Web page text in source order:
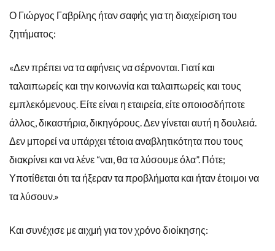
Ο Γιώργος Γαβρίλης ήταν σαφής για τη διαχείριση του
ζητήματος:
«Δεν πρέπει να τα αφήνεις να σέρνονται. Γιατί και
ταλαιπωρείς και την κοινωνία και ταλαιπωρείς και τους
εμπλεκόμενους. Είτε είναι η εταιρεία, είτε οποιοσδήποτε
άλλος, δικαστήρια, δικηγόρους. Δεν γίνεται αυτή η δουλειά.
Δεν μπορεί να υπάρχει τέτοια αναβλητικότητα που τους
διακρίνει και να λένε “ναι, θα τα λύσουμε όλα”. Πότε;
Υποτίθεται ότι τα ήξεραν τα προβλήματα και ήταν έτοιμοι να
τα λύσουν.»
Και συνέχισε με αιχμή για τον χρόνο διοίκησης: